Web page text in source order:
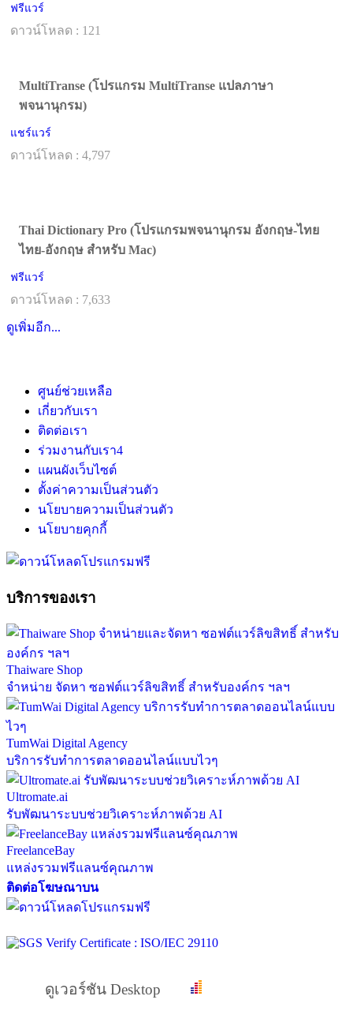
ฟรีแวร์
ดาวน์โหลด : 121
MultiTranse (โปรแกรม MultiTranse แปลภาษา
พจนานุกรม)
แชร์แวร์
ดาวน์โหลด : 4,797
Thai Dictionary Pro (โปรแกรมพจนานุกรม อังกฤษ-ไทย
ไทย-อังกฤษ สำหรับ Mac)
ฟรีแวร์
ดาวน์โหลด : 7,633
ดูเพิ่มอีก...
ศูนย์ช่วยเหลือ
เกี่ยวกับเรา
ติดต่อเรา
ร่วมงานกับเรา4
แผนผังเว็บไซต์
ตั้งค่าความเป็นส่วนตัว
นโยบายความเป็นส่วนตัว
นโยบายคุกกี้
บริการของเรา
Thaiware Shop
จำหน่าย จัดหา ซอฟต์แวร์ลิขสิทธิ์ สำหรับองค์กร ฯลฯ
TumWai Digital Agency
บริการรับทำการตลาดออนไลน์แบบไวๆ
Ultromate.ai
รับพัฒนาระบบช่วยวิเคราะห์ภาพด้วย AI
FreelanceBay
แหล่งรวมฟรีแลนซ์คุณภาพ
ติดต่อโฆษณาบน
ดูเวอร์ชัน Desktop